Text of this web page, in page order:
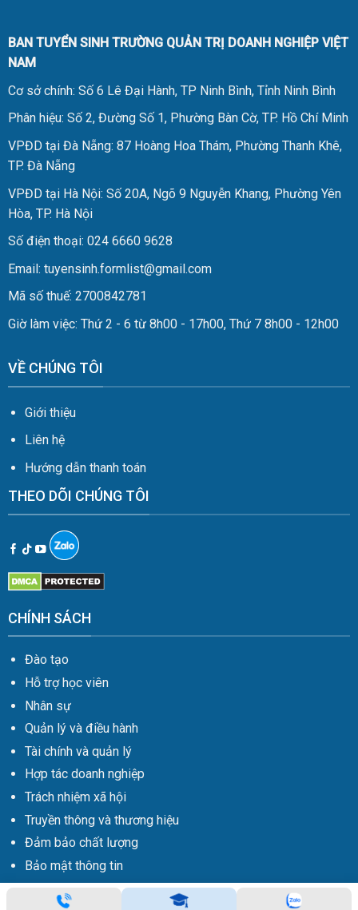
BAN TUYỂN SINH TRƯỜNG QUẢN TRỊ DOANH NGHIỆP VIỆT
NAM
Cơ sở chính: Số 6 Lê Đại Hành, TP Ninh Bình, Tỉnh Ninh Bình
Phân hiệu: Số 2, Đường Số 1, Phường Bàn Cờ, TP. Hồ Chí Minh
VPĐD tại Đà Nẵng: 87 Hoàng Hoa Thám, Phường Thanh Khê,
TP. Đà Nẵng
VPĐD tại Hà Nội: Số 20A, Ngõ 9 Nguyễn Khang, Phường Yên
Hòa, TP. Hà Nội
Số điện thoại: 024 6660 9628
Email: tuyensinh.formlist@gmail.com
Mã số thuế: 2700842781
Giờ làm việc: Thứ 2 - 6 từ 8h00 - 17h00, Thứ 7 8h00 - 12h00
VỀ CHÚNG TÔI
Giới thiệu
Liên hệ
Hướng dẫn thanh toán
THEO DÕI CHÚNG TÔI
CHÍNH SÁCH
Đào tạo
Hỗ trợ học viên
Nhân sự
Quản lý và điều hành
Tài chính và quản lý
Hợp tác doanh nghiệp
Trách nhiệm xã hội
Truyền thông và thương hiệu
Đảm bảo chất lượng
Bảo mật thông tin